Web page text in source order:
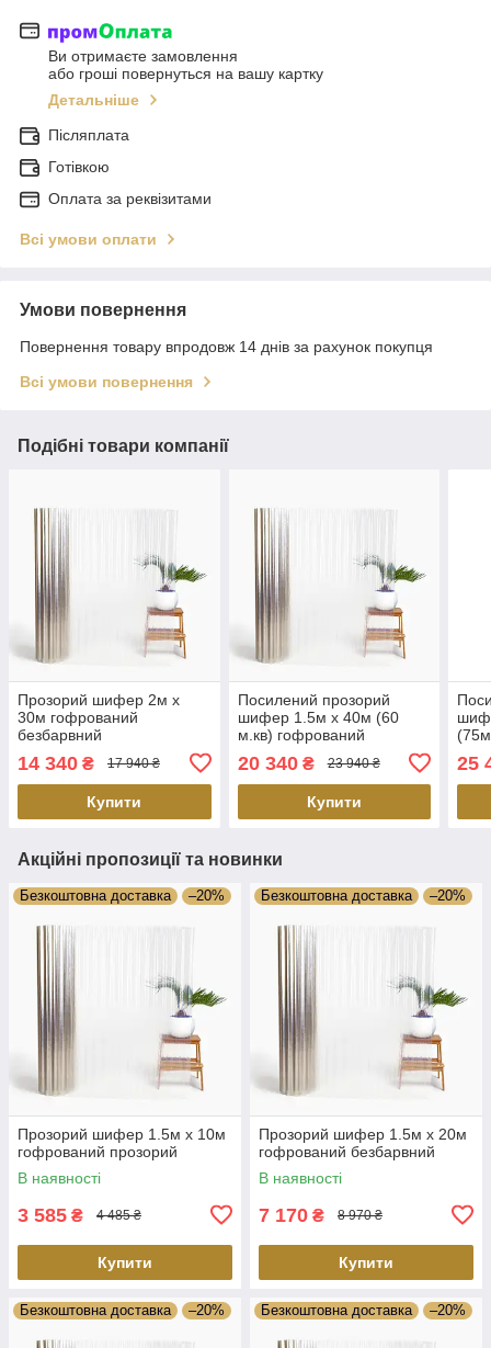
Ви отримаєте замовлення
або гроші повернуться на вашу картку
Детальніше
Післяплата
Готівкою
Оплата за реквізитами
Всі умови оплати
Умови повернення
Повернення товару впродовж 14 днів за рахунок покупця
Всі умови повернення
Подібні товари компанії
Прозорий шифер 2м х
30м гофрований
безбарвний
14 340 ₴ 17 940 ₴
Купити
Посилений прозорий
шифер 1.5м х 40м (60
м.кв) гофрований
20 340₴ 23 940 ₴
Купити
25
Акційні пропозиції та новинки
Безкоштовна доставка –20%
Прозорий шифер 1.5м х 10м
гофрований прозорий
В наявності
3 585 ₴ 4 485 ₴
Купити
Безкоштовна доставка –20%
Прозорий шифер 1.5м х 20м
гофрований безбарвний
В наявності
7 170 ₴ 8 970 ₴
Купити
Безкоштовна доставка –20% Безкоштовна доставка –20%